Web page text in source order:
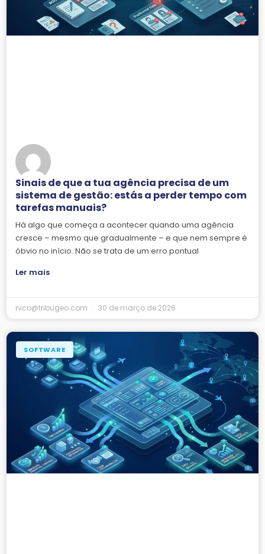
Sinais de que a tua agência precisa de um
sistema de gestão: estás a perder tempo com
tarefas manuais?
Há algo que começa a acontecer quando uma agência
cresce – mesmo que gradualmente – e que nem sempre é
óbvio no início. Não se trata de um erro pontual
Ler mais
nico@tribugeo.com 30 de março de 2026
SOFTWARE